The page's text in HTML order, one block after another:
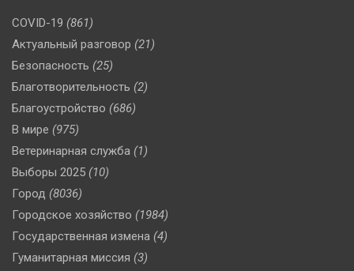
COVID-19 (861)
Актуальный разговор (21)
Безопасность (25)
Благотворительность (2)
Благоустройство (686)
В мире (975)
Ветеринарная служба (1)
Выборы 2025 (10)
Город (8036)
Городское хозяйство (1984)
Государственная измена (4)
Гуманитарная миссия (3)